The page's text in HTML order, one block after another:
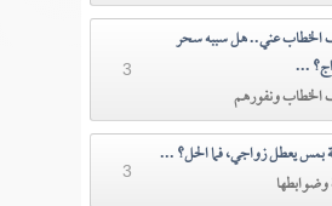
عني.. هل سببه سحر
...
ونفورهم
3
بمس يعطل زواجي، فما الحل؟ ...
وضوابطها
3